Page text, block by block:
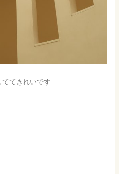
ててきれいです